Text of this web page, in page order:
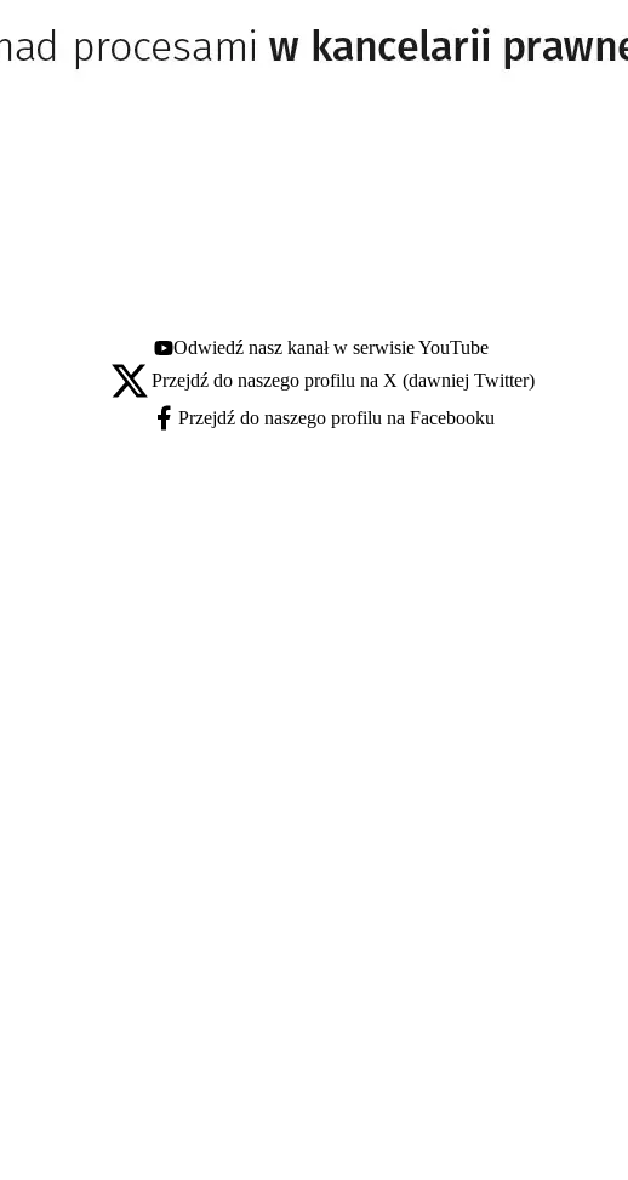
Youtube - otwiera się w nowej karcie
Odwiedź nasz kanał w serwisie YouTube
X - otwiera się w nowej karcie
Przejdź do naszego profilu na X (dawniej Twitter)
Facebook - otwiera się w nowej karcie
Przejdź do naszego profilu na Facebooku